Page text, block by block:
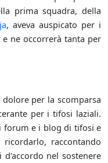
prima squadra, della
, aveva auspicato per i
e ne occorrerà tanta per
per la scomparsa
per i tifosi laziali.
forum e i blog di tifosi e
raccontando
nel sostenere